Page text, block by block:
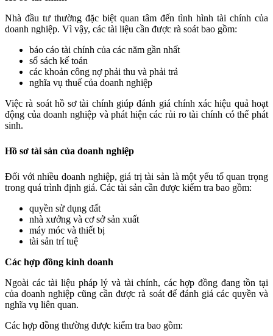
Nhà đầu tư thường đặc biệt quan tâm đến tình hình tài chính của
doanh nghiệp. Vì vậy, các tài liệu cần được rà soát bao gồm:
báo cáo tài chính của các năm gần nhất
sổ sách kế toán
các khoản công nợ phải thu và phải trả
nghĩa vụ thuế của doanh nghiệp
Việc rà soát hồ sơ tài chính giúp đánh giá chính xác hiệu quả hoạt
động của doanh nghiệp và phát hiện các rủi ro tài chính có thể phát
sinh.
Hồ sơ tài sản của doanh nghiệp
Đối với nhiều doanh nghiệp, giá trị tài sản là một yếu tố quan trọng
trong quá trình định giá. Các tài sản cần được kiểm tra bao gồm:
quyền sử dụng đất
nhà xưởng và cơ sở sản xuất
máy móc và thiết bị
tài sản trí tuệ
Các hợp đồng kinh doanh
Ngoài các tài liệu pháp lý và tài chính, các hợp đồng đang tồn tại
của doanh nghiệp cũng cần được rà soát để đánh giá các quyền và
nghĩa vụ liên quan.
Các hợp đồng thường được kiểm tra bao gồm: